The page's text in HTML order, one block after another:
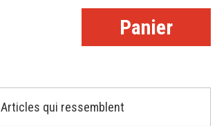
Articles qui ressemblent